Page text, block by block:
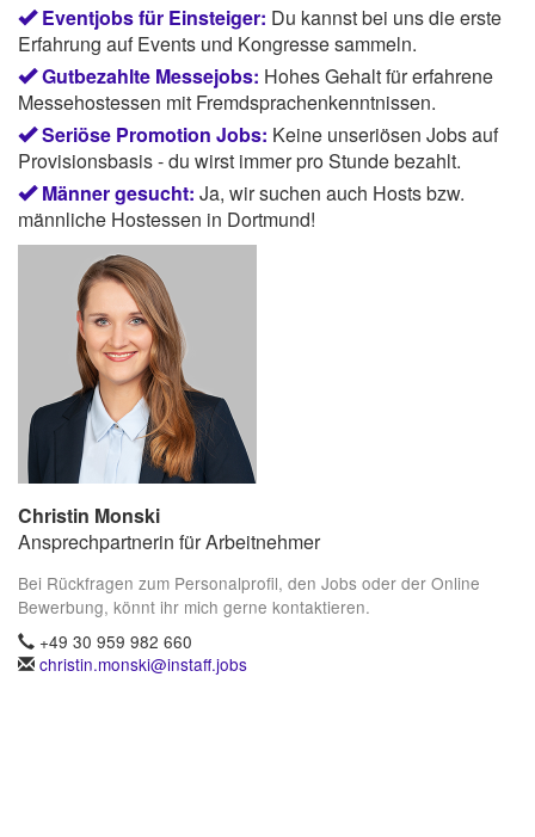
Eventjobs für Einsteiger: Du kannst bei uns die erste
Erfahrung auf Events und Kongresse sammeln.
Gutbezahlte Messejobs: Hohes Gehalt für erfahrene
Messehostessen mit Fremdsprachenkenntnissen.
Seriöse Promotion Jobs: Keine unseriösen Jobs auf
Provisionsbasis - du wirst immer pro Stunde bezahlt.
Männer gesucht: Ja, wir suchen auch Hosts bzw.
männliche Hostessen in Dortmund!
Christin Monski
Ansprechpartnerin für Arbeitnehmer
Bei Rückfragen zum Personalprofil, den Jobs oder der Online
Bewerbung, könnt ihr mich gerne kontaktieren.
+49 30 959 982 660
christin.monski@instaff.jobs